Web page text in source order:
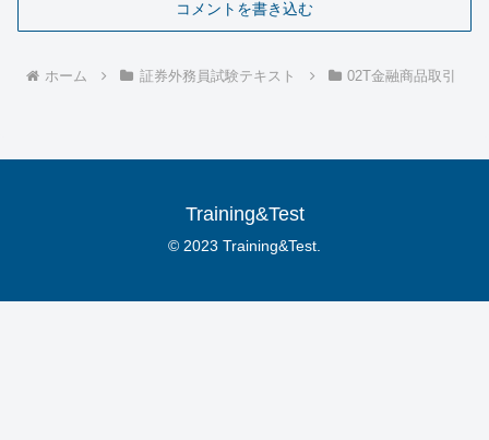
コメントを書き込む
ホーム 証券外務員試験テキスト 02T金融商品取引
Training&Test
© 2023 Training&Test.